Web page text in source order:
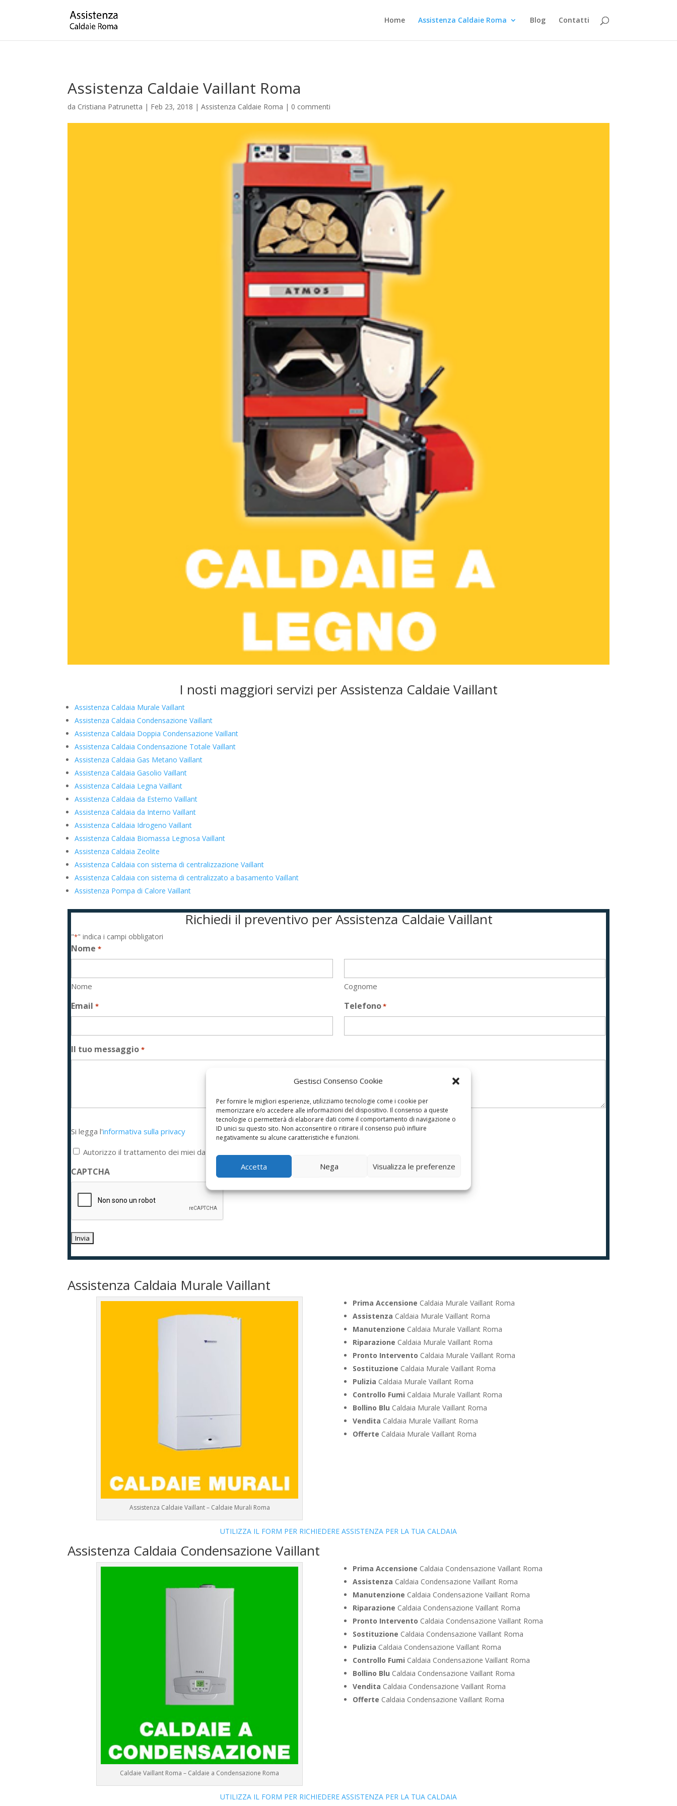
Gestisci Consenso Cookie
Per fornire le migliori esperienze, utilizziamo tecnologie come i cookie per
memorizzare e/o accedere alle informazioni del dispositivo. Il consenso a queste
tecnologie ci permetterà di elaborare dati come il comportamento di navigazione o
ID unici su questo sito. Non acconsentire o ritirare il consenso può influire
negativamente su alcune caratteristiche e funzioni.
Accetta Nega Visualizza le preferenze
Home Assistenza Caldaie Roma Blog Contatti
Assistenza Caldaie Vaillant Roma
da Cristiana Patrunetta | Feb 23, 2018 |Assistenza Caldaie Roma | 0 commenti
I nosti maggiori servizi per Assistenza Caldaie Vaillant
Assistenza Caldaia Murale Vaillant
Assistenza Caldaia Condensazione Vaillant
Assistenza Caldaia Doppia Condensazione Vaillant
Assistenza Caldaia Condensazione Totale Vaillant
Assistenza Caldaia Gas Metano Vaillant
Assistenza Caldaia Gasolio Vaillant
Assistenza Caldaia Legna Vaillant
Assistenza Caldaia da Esterno Vaillant
Assistenza Caldaia da Interno Vaillant
Assistenza Caldaia Idrogeno Vaillant
Assistenza Caldaia Biomassa Legnosa Vaillant
Assistenza Caldaia Zeolite
Assistenza Caldaia con sistema di centralizzazione Vaillant
Assistenza Caldaia con sistema di centralizzato a basamento Vaillant
Assistenza Pompa di Calore Vaillant
Richiedi il preventivo per Assistenza Caldaie Vaillant
"*" indica i campi obbligatori
Nome *
Nome Cognome
Email * Telefono*
Il tuo messaggio *
legga
l'informativa
privacy
*
Si legga l'informativa sulla privacy
Autorizzo il trattamento dei miei dati personali
CAPTCHA
Assistenza Caldaia Murale Vaillant
Assistenza Caldaie Vaillant – Caldaie Murali Roma
Prima Accensione Caldaia Murale Vaillant Roma
Assistenza Caldaia Murale Vaillant Roma
Manutenzione Caldaia Murale Vaillant Roma
Riparazione Caldaia Murale Vaillant Roma
Pronto Intervento Caldaia Murale Vaillant Roma
Sostituzione Caldaia Murale Vaillant Roma
Pulizia Caldaia Murale Vaillant Roma
Controllo Fumi Caldaia Murale Vaillant Roma
Bollino Blu Caldaia Murale Vaillant Roma
Vendita Caldaia Murale Vaillant Roma
Offerte Caldaia Murale Vaillant Roma
UTILIZZA IL FORM PER RICHIEDERE ASSISTENZA PER LA TUA CALDAIA
Assistenza Caldaia Condensazione Vaillant
Caldaie Vaillant Roma – Caldaie a Condensazione Roma
Prima Accensione Caldaia Condensazione Vaillant Roma
Assistenza Caldaia Condensazione Vaillant Roma
Manutenzione Caldaia Condensazione Vaillant Roma
Riparazione Caldaia Condensazione Vaillant Roma
Pronto Intervento Caldaia Condensazione Vaillant Roma
Sostituzione Caldaia Condensazione Vaillant Roma
Pulizia Caldaia Condensazione Vaillant Roma
Controllo Fumi Caldaia Condensazione Vaillant Roma
Bollino Blu Caldaia Condensazione Vaillant Roma
Vendita Caldaia Condensazione Vaillant Roma
Offerte Caldaia Condensazione Vaillant Roma
UTILIZZA IL FORM PER RICHIEDERE ASSISTENZA PER LA TUA CALDAIA